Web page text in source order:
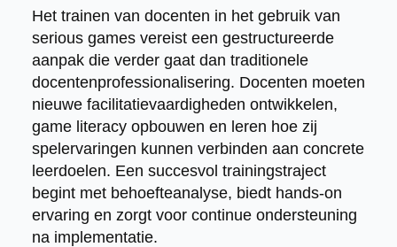
Het trainen van docenten in het gebruik van
serious games vereist een gestructureerde
aanpak die verder gaat dan traditionele
docentenprofessionalisering. Docenten moeten
nieuwe facilitatievaardigheden ontwikkelen,
game literacy opbouwen en leren hoe zij
spelervaringen kunnen verbinden aan concrete
leerdoelen. Een succesvol trainingstraject
begint met behoefteanalyse, biedt hands-on
ervaring en zorgt voor continue ondersteuning
na implementatie.